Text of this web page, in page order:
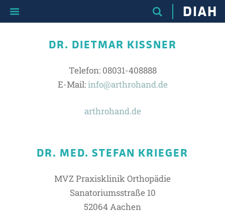
DIAH
DR. DIETMAR KISSNER
Telefon: 08031-408888
E-Mail:info@arthrohand.de
arthrohand.de
DR. MED. STEFAN KRIEGER
MVZ Praxisklinik Orthopädie
Sanatoriumsstraße 10
52064 Aachen